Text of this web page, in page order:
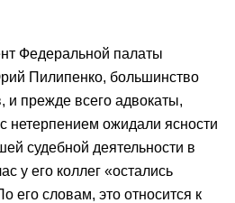
Федеральной палаты
Пилипенко, большинство
и прежде всего адвокаты,
нетерпением ожидали ясности
судебной деятельности в
у его коллег «остались
его словам, это относится к